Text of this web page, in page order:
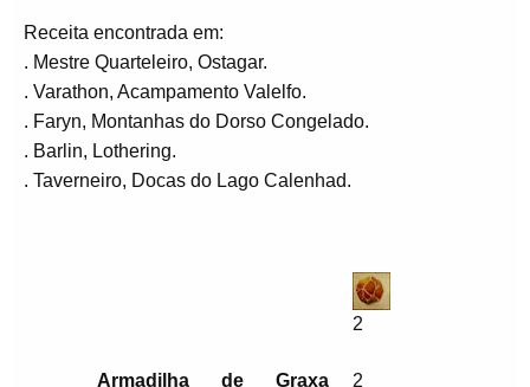
Receita encontrada em:
. Mestre Quarteleiro, Ostagar.
. Varathon, Acampamento Valelfo.
. Faryn, Montanhas do Dorso Congelado.
. Barlin, Lothering.
. Taverneiro, Docas do Lago Calenhad.
Armadilha de Graxa
2
2